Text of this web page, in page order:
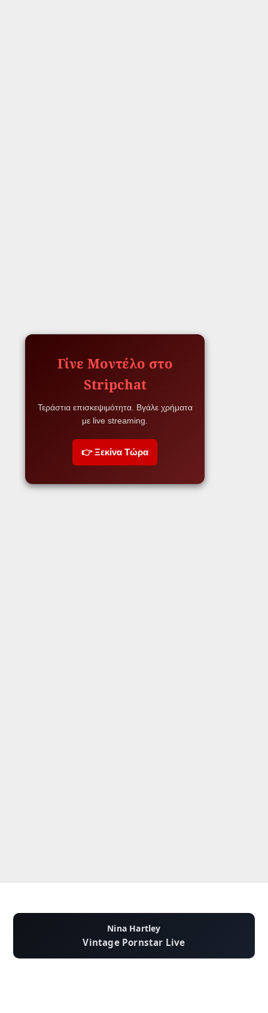
Γίνε Μοντέλο στο
Stripchat
Τεράστια επισκεψιμότητα. Βγάλε χρήματα
με live streaming.
👉 Ξεκίνα Τώρα
Nina Hartley
Vintage Pornstar Live